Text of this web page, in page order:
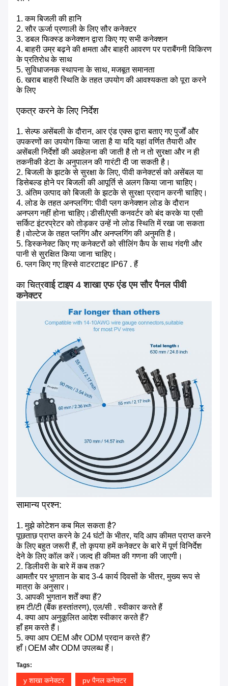
1. कम बिजली की हानि
2. सौर ऊर्जा प्रणाली के लिए सौर कनेक्टर
3. डबल फिक्स्ड कनेक्शन द्वारा किए गए सभी कनेक्शन
4. बाहरी उम्र बढ़ने की क्षमता और बाहरी आवरण पर पराबैंगनी विकिरण
के प्रतिरोध के साथ
5. सुविधाजनक स्थापना के साथ, मजबूत समानता
6. खराब बाहरी स्थिति के तहत उपयोग की आवश्यकता को पूरा करने
के लिए
एकत्र करने के लिए निर्देश
1. सेल्फ असेंबली के दौरान, आर एंड एक्स द्वारा बताए गए पुर्जों और
उपकरणों का उपयोग किया जाता है या यदि यहां वर्णित तैयारी और
असेंबली निर्देशों की अवहेलना की जाती है तो न तो सुरक्षा और न ही
तकनीकी डेटा के अनुपालन की गारंटी दी जा सकती है।
2. बिजली के झटके से सुरक्षा के लिए, पीवी कनेक्टर्स को असेंबल या
डिसेबल्ड होने पर बिजली की आपूर्ति से अलग किया जाना चाहिए।
3. अंतिम उत्पाद को बिजली के झटके से सुरक्षा प्रदान करनी चाहिए।
4. लोड के तहत अनप्लगिंग: पीवी प्लग कनेक्शन लोड के दौरान
अनप्लग नहीं होना चाहिए।डीसी/एसी कनवर्टर को बंद करके या एसी
सर्किट इंटरप्रेटर को तोड़कर उन्हें नो लोड स्थिति में रखा जा सकता
है।वोल्टेज के तहत प्लगिंग और अनप्लगिंग की अनुमति है।
5. डिस्कनेक्ट किए गए कनेक्टरों को सीलिंग कैप के साथ गंदगी और
पानी से सुरक्षित किया जाना चाहिए।
6. प्लग किए गए हिस्से वाटरटाइट IP67 . हैं
का चित्रवाई टाइप 4 शाखा एफ एंड एम सौर पैनल पीवी
कनेक्टर
सामान्य प्रश्न:
1. मुझे कोटेशन कब मिल सकता है?
पूछताछ प्राप्त करने के 24 घंटों के भीतर, यदि आप कीमत प्राप्त करने
के लिए बहुत जरूरी हैं, तो कृपया हमें कनेक्टर के बारे में पूर्ण विनिर्देश
देने के लिए कॉल करें।जल्द ही कीमत की गणना की जाएगी।
2. डिलीवरी के बारे में कब तक?
आमतौर पर भुगतान के बाद 3-4 कार्य दिवसों के भीतर, मुख्य रूप से
मात्रा के अनुसार।
3. आपकी भुगतान शर्तें क्या हैं?
हम टी/टी (बैंक हस्तांतरण), एल/सी . स्वीकार करते हैं
4. क्या आप अनुकूलित आदेश स्वीकार करते हैं?
हाँ हम करते हैं।
5. क्या आप OEM और ODM प्रदान करते हैं?
हाँ।OEM और ODM उपलब्ध हैं।
Tags:
y शाखा कनेक्टर pv पैनल कनेक्टर